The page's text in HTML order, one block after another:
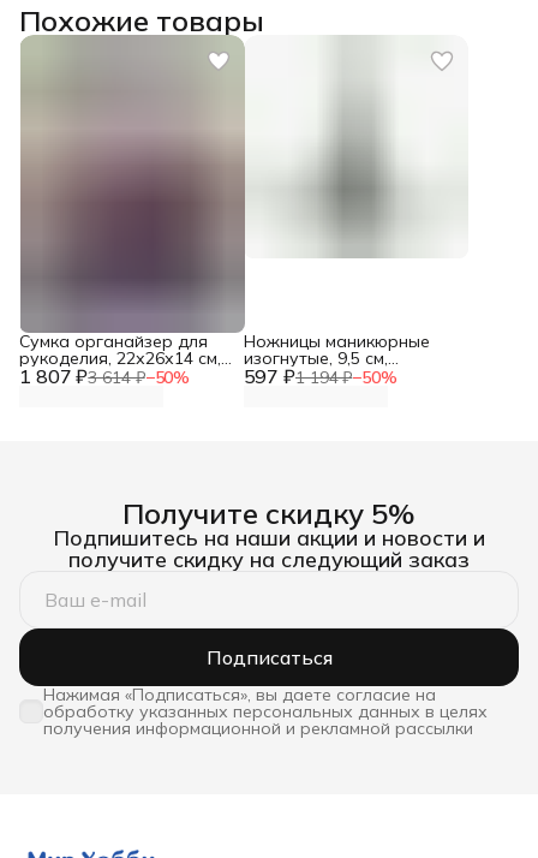
Похожие товары
1 807 ₽3 614 ₽−50%
Сумка органайзер для
рукоделия, 22х26х14 см,
Hobby&Pro 597 ₽1 194 ₽−50%
Ножницы маникюрные
изогнутые, 9,5 см,
Красный металлист
Получите скидку 5%
Подпишитесь на наши акции и новости и
получите скидку на следующий заказ
Подписаться
Нажимая «Подписаться», вы даете согласие на
обработку указанных персональных данных в целях
получения информационной и рекламной рассылки